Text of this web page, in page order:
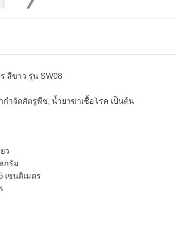
สีขาว รุ่น SW08
กำจัดศัตรูพืช, น้ำยาฆ่าเชื้อโรค เป็นต้น
ว
กรัม
เซนติเมตร